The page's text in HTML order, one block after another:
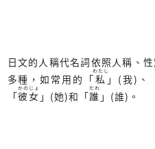
日文的人稱代名詞依照人稱、
多種，如常用的「私
わたし
」(我)、
「彼
かの
女
じょ
」(她)和「誰
だれ
」(誰)。